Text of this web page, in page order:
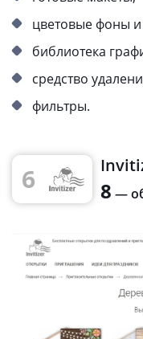
цветовые фоны и
библиотека
средство
фильтры.
6 8 —